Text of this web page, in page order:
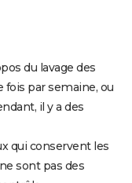
du lavage des
fois par semaine, ou
il y a des
qui conservent les
sont pas des